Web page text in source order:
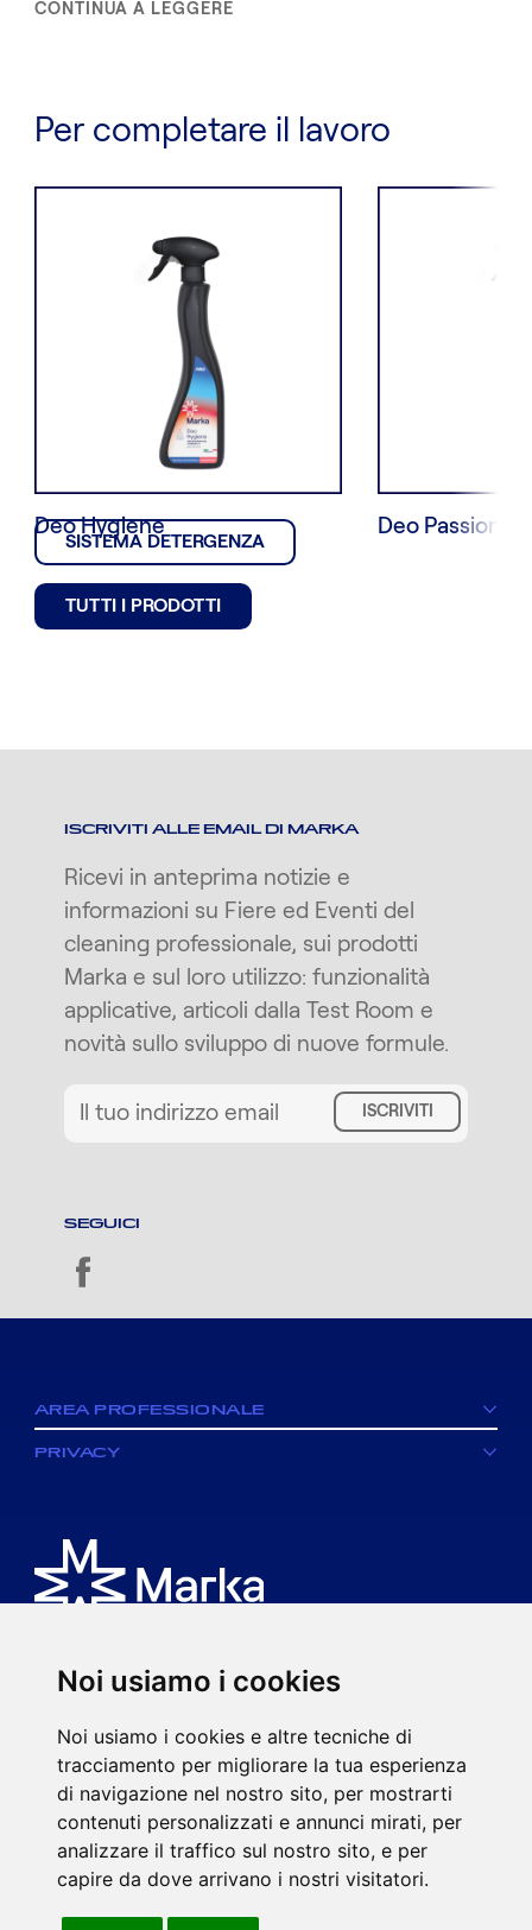
Noi usiamo i cookies
Noi usiamo i cookies e altre tecniche di
tracciamento per migliorare la tua esperienza
di navigazione nel nostro sito, per mostrarti
contenuti personalizzati e annunci mirati, per
analizzare il traffico sul nostro sito, e per
capire da dove arrivano i nostri visitatori.
CONTINUA A LEGGERE
Per completare il lavoro
SISTEMA DETERGENZA
TUTTI I PRODOTTI
Deo Hygiene Deo Passion
ISCRIVITI ALLE EMAIL DI MARKA
Ricevi in anteprima notizie e
informazioni su Fiere ed Eventi del
cleaning professionale, sui prodotti
Marka e sul loro utilizzo: funzionalità
applicative, articoli dalla Test Room e
novità sullo sviluppo di nuove formule.
ISCRIVITI
SEGUICI
È un brand di MK spa.
Via Ciro Menotti, 77
20017 Rho (MI)
P.IVA 08593920963
mkspa.com
AREA PROFESSIONALE
PRIVACY